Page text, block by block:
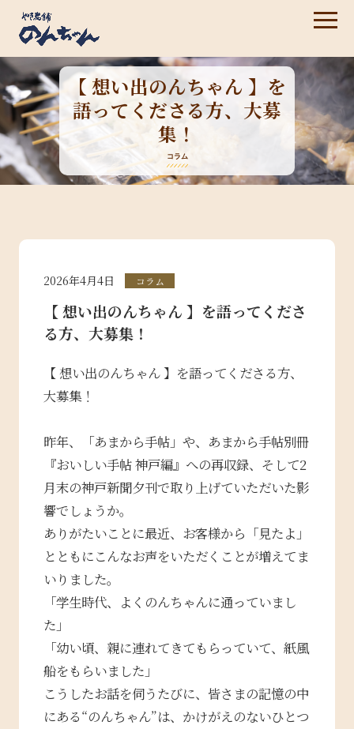
【 想い出のんちゃん 】を
語ってくださる方、大募
集！
コラム
2026年4月4日 コラム
【 想い出のんちゃん 】を語ってくださ
る方、大募集！
【 想い出のんちゃん 】を語ってくださる方、
大募集！
昨年、「あまから手帖」や、あまから手帖別冊
『おいしい手帖 神戸編』への再収録、そして2
月末の神戸新聞夕刊で取り上げていただいた影
響でしょうか。
ありがたいことに最近、お客様から「見たよ」
とともにこんなお声をいただくことが増えてま
いりました。
「学生時代、よくのんちゃんに通っていまし
た」
「幼い頃、親に連れてきてもらっていて、紙風
船をもらいました」
こうしたお話を伺うたびに、皆さまの記憶の中
にある“のんちゃん”は、かけがえのないひとつ